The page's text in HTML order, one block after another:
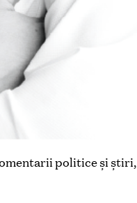
politice şi știri,